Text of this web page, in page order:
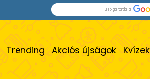
Trending Akciós újságok Kvízek